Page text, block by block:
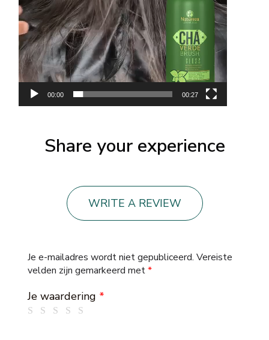
00:00 00:27
Share your experience
WRITE A REVIEW
Je e-mailadres wordt niet gepubliceerd. Vereiste
velden zijn gemarkeerd met*
Je waardering *